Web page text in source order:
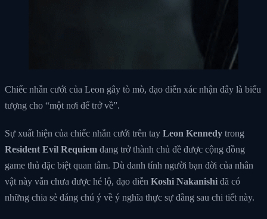
Chiếc nhẫn cưới của Leon gây tò mò, đạo diễn xác nhận đây là biểu
tượng cho “một nơi để trở về”.
Sự xuất hiện của chiếc nhẫn cưới trên tay Leon Kennedy trong
Resident Evil Requiem đang trở thành chủ đề được cộng đồng
game thủ đặc biệt quan tâm. Dù danh tính người bạn đời của nhân
vật này vẫn chưa được hé lộ, đạo diễn Koshi Nakanishi đã có
những chia sẻ đáng chú ý về ý nghĩa thực sự đằng sau chi tiết này.